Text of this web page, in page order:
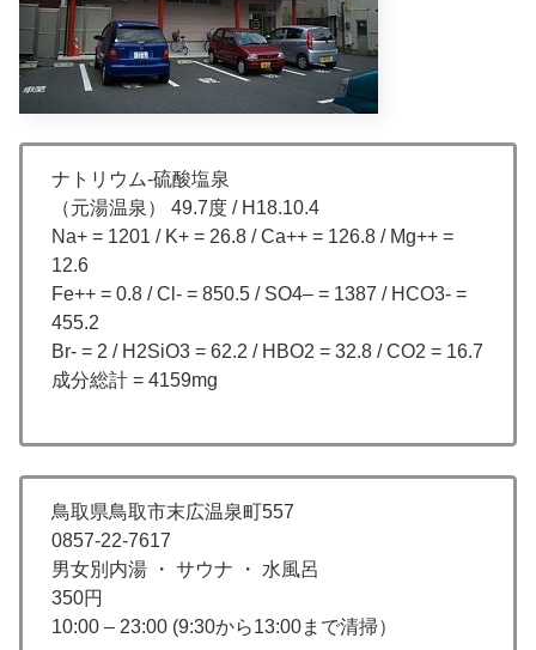
ナトリウム-硫酸塩泉
（元湯温泉） 49.7度 / H18.10.4
Na+ = 1201 / K+ = 26.8 / Ca++ = 126.8 / Mg++ =
12.6
Fe++ = 0.8 / Cl- = 850.5 / SO4– = 1387 / HCO3- =
455.2
Br- = 2 / H2SiO3 = 62.2 / HBO2 = 32.8 / CO2 = 16.7
成分総計 = 4159mg
鳥取県鳥取市末広温泉町557
0857-22-7617
男女別内湯 ・ サウナ ・ 水風呂
350円
10:00 – 23:00 (9:30から13:00まで清掃）